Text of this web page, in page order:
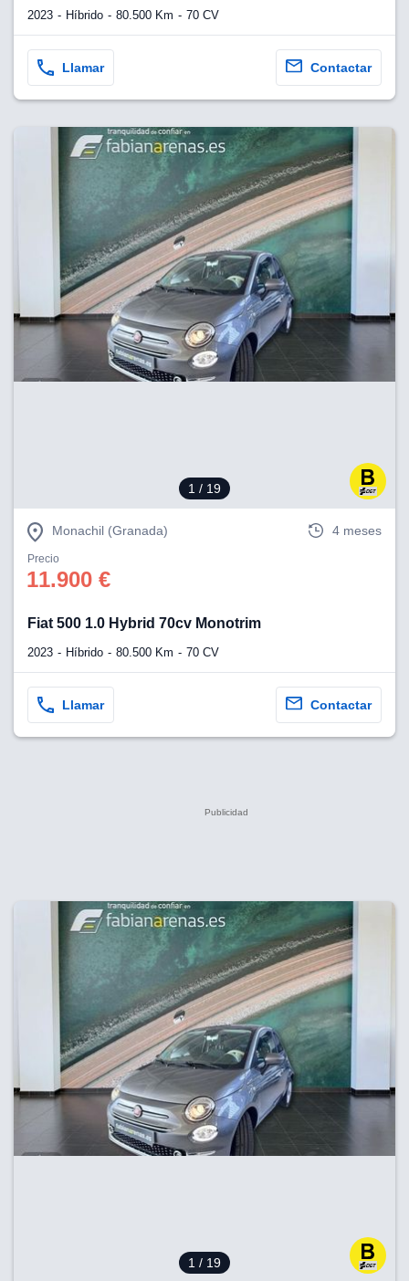
2023 Híbrido 80.500 Km 70 CV
Llamar Contactar
1 / 19
Monachil (Granada) 4 meses
Precio
11.900 €
Fiat 500 1.0 Hybrid 70cv Monotrim
2023 Híbrido 80.500 Km 70 CV
Llamar Contactar
1 / 19